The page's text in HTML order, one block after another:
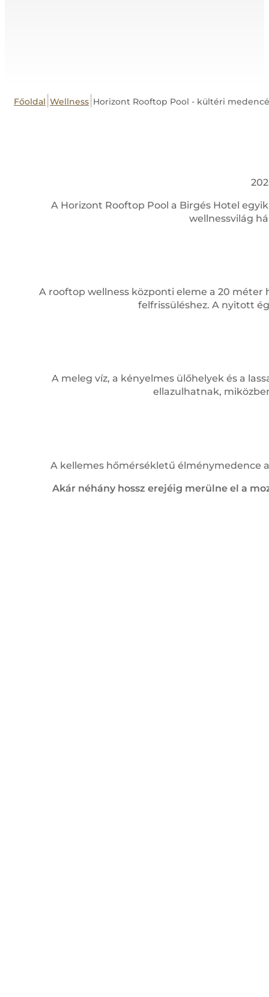
Főoldal|Wellness|Horizont Rooftop Pool - kültéri
A Horizont Rooftop Pool a Birgés Hotel
wellnessvilág
A rooftop wellness központi eleme a 20 méter
felfrissüléshez. A nyitott
A meleg víz, a kényelmes ülőhelyek és a
ellazulhatnak,
A kellemes hőmérsékletű élménymedence
Akár néhány hossz erejéig merülne el a